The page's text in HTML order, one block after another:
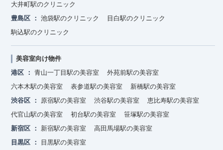
大井町駅のクリニック
豊島区
池袋駅のクリニック
目白駅のクリニック
駒込駅のクリニック
美容室向け物件
港区
青山一丁目駅の美容室
外苑前駅の美容室
六本木駅の美容室
表参道駅の美容室
新橋駅の美容室
渋谷区
原宿駅の美容室 渋谷駅の美容室
恵比寿駅の美容室
代官山駅の美容室
初台駅の美容室
笹塚駅の美容室
新宿区
新宿駅の美容室
高田馬場駅の美容室
目黒区
目黒駅の美容室